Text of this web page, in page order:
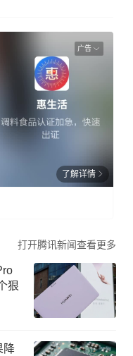
广告
了解详情
打开腾讯新闻查看更多
狠
降